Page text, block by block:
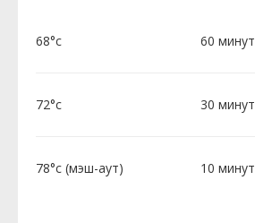
68°c 60 минут
72°c 30 минут
78°c (мэш-аут) 10 минут